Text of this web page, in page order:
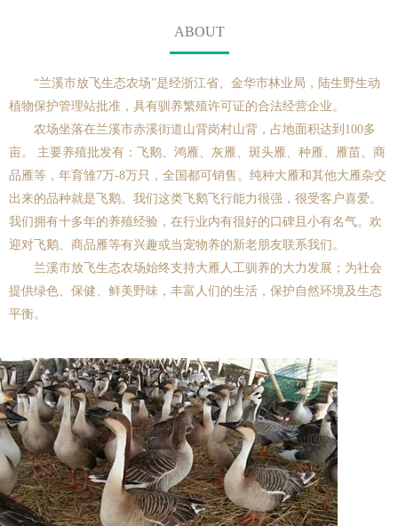
ABOUT
“兰溪市放飞生态农场”是经浙江省、金华市林业局，陆生野生动
植物保护管理站批准，具有驯养繁殖许可证的合法经营企业。
农场坐落在兰溪市赤溪街道山背岗村山背，占地面积达到100多
亩。 主要养殖批发有：飞鹅、鸿雁、灰雁、斑头雁、种雁、雁苗、商
品雁等，年育雏7万-8万只，全国都可销售。纯种大雁和其他大雁杂交
出来的品种就是飞鹅。我们这类飞鹅飞行能力很强，很受客户喜爱。
我们拥有十多年的养殖经验，在行业内有很好的口碑且小有名气。欢
迎对飞鹅、商品雁等有兴趣或当宠物养的新老朋友联系我们。
兰溪市放飞生态农场始终支持大雁人工驯养的大力发展；为社会
提供绿色、保健、鲜美野味，丰富人们的生活，保护自然环境及生态
平衡。